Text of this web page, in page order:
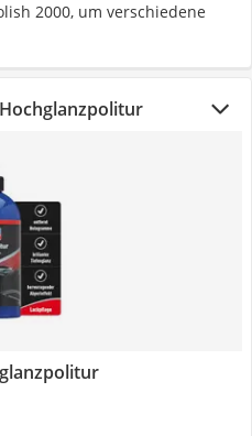
2000, um verschiedene